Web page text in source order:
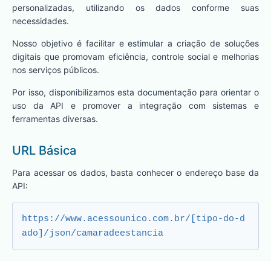
personalizadas, utilizando os dados conforme suas
necessidades.
Nosso objetivo é facilitar e estimular a criação de soluções
digitais que promovam eficiência, controle social e melhorias
nos serviços públicos.
Por isso, disponibilizamos esta documentação para orientar o
uso da API e promover a integração com sistemas e
ferramentas diversas.
URL Básica
Para acessar os dados, basta conhecer o endereço base da
API:
https://www.acessounico.com.br/[tipo-do-d
ado]/json/camaradeestancia